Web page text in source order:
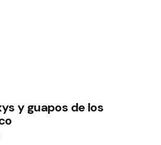
y guapos de los